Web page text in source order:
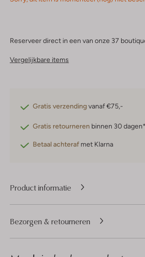
Reserveer direct in een van onze 37
Vergelijkbare items
Gratis verzendingvanaf €75,-
Gratis retourneren binnen 30 dagen*
Betaal achteraf met Klarna
Product informatie
Bezorgen & retourneren